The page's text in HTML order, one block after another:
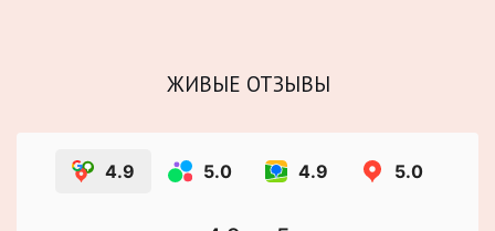
ЖИВЫЕ ОТЗЫВЫ
4.9 5.0 4.9 5.0